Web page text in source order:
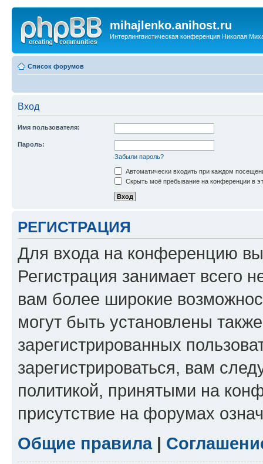
mihajlenko.anihost.ru
Интерлингвистическая конференция Николая
Список форумов
Вход
Имя пользователя:
Пароль:
Забыли пароль?
Автоматически входить при каждом
Скрыть моё пребывание на конференции в
РЕГИСТРАЦИЯ
Для входа на конференцию
Регистрация занимает всего
вам более широкие
могут быть установлены
зарегистрированных
зарегистрироваться, вам
политикой, принятыми на
присутствие на форумах
Общие правила|